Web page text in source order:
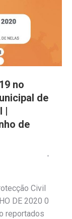
no
de
|
de
Civil
DE 2020 0
reportados